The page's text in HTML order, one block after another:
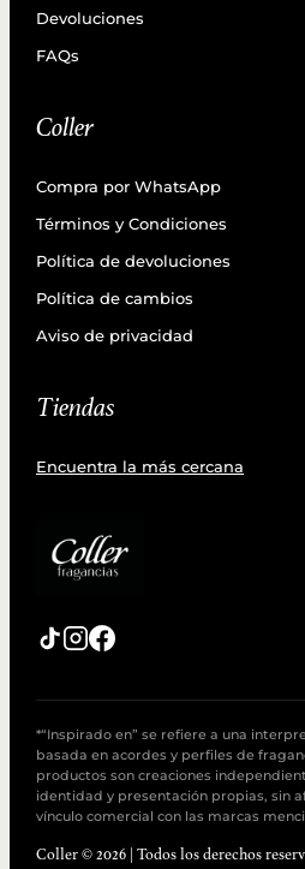
Devoluciones
FAQs
Coller
Compra por WhatsApp
Términos y Condiciones
Política de devoluciones
Política de cambios
Aviso de privacidad
Tiendas
Encuentra la más cercana
*“Inspirado en” se refiere a una
basada en acordes y perfiles de
productos son creaciones
identidad y presentación propias, sin
vínculo comercial con las marcas
Coller © 2026 | Todos los derechos